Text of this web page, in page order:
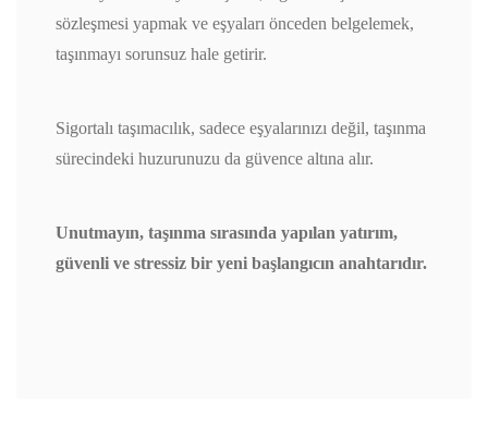
sözleşmesi yapmak ve eşyaları önceden belgelemek,
taşınmayı sorunsuz hale getirir.
Sigortalı taşımacılık, sadece eşyalarınızı değil, taşınma
sürecindeki huzurunuzu da güvence altına alır.
Unutmayın, taşınma sırasında yapılan yatırım,
güvenli ve stressiz bir yeni başlangıcın anahtarıdır.